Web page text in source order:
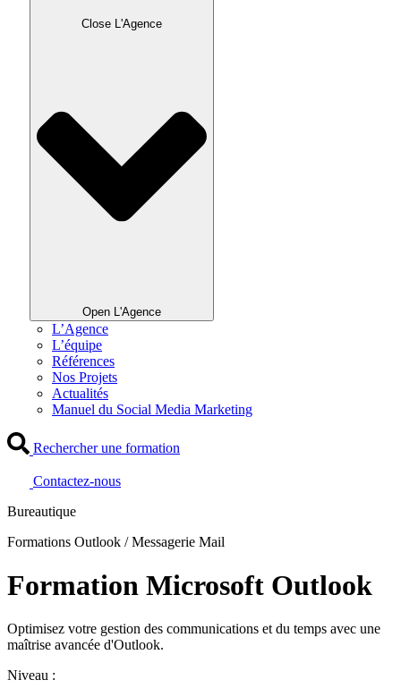
Close L'Agence
Open L'Agence
L’Agence
L’équipe
Références
Nos Projets
Actualités
Manuel du Social Media Marketing
Rechercher une formation
Contactez-nous
Bureautique
Formations Outlook / Messagerie Mail
Formation Microsoft Outlook
Optimisez votre gestion des communications et du temps avec une
maîtrise avancée d'Outlook.
Niveau :